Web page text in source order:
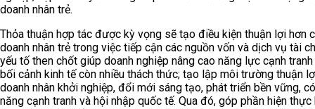
doanh nhân trẻ.
Thỏa thuận hợp tác được kỳ vọng sẽ tạo điều kiện thuận lợi hơn
doanh nhân trẻ trong việc tiếp cận các nguồn vốn và dịch vụ tài
yếu tố then chốt giúp doanh nghiệp nâng cao năng lực cạnh
bối cảnh kinh tế còn nhiều thách thức; tạo lập môi trường thuận
doanh nhân khởi nghiệp, đổi mới sáng tạo, phát triển bền vững,
năng cạnh tranh và hội nhập quốc tế. Qua đó, góp phần hiện thực